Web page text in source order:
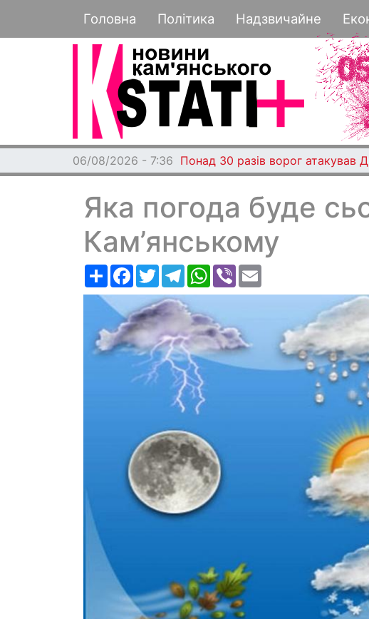
Основная навигация
Головна Політика Надзвичайне
06/08/2026 - 7:36 Понад 30 разів ворог атакував
Яка погода буде
Кам’янському
РесурсFacebook
TwitterTelegramWhatsApp
Viber